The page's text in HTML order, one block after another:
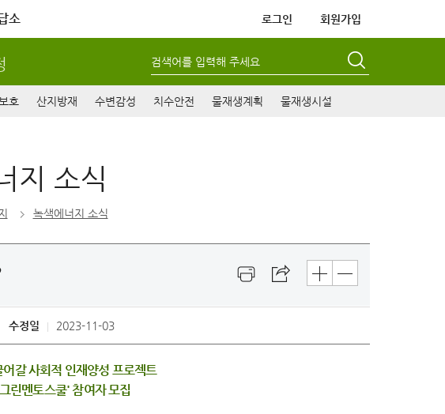
소 로그인 회원가입
검색어를 입력해 주세요
호 산지방재 수변감성 치수안전 물재생계획 물재생시설
지 소식
녹색에너지 소식
수정일 2023-11-03
갈 사회적 인재양성 프로젝트
린멘토스쿨' 참여자 모집